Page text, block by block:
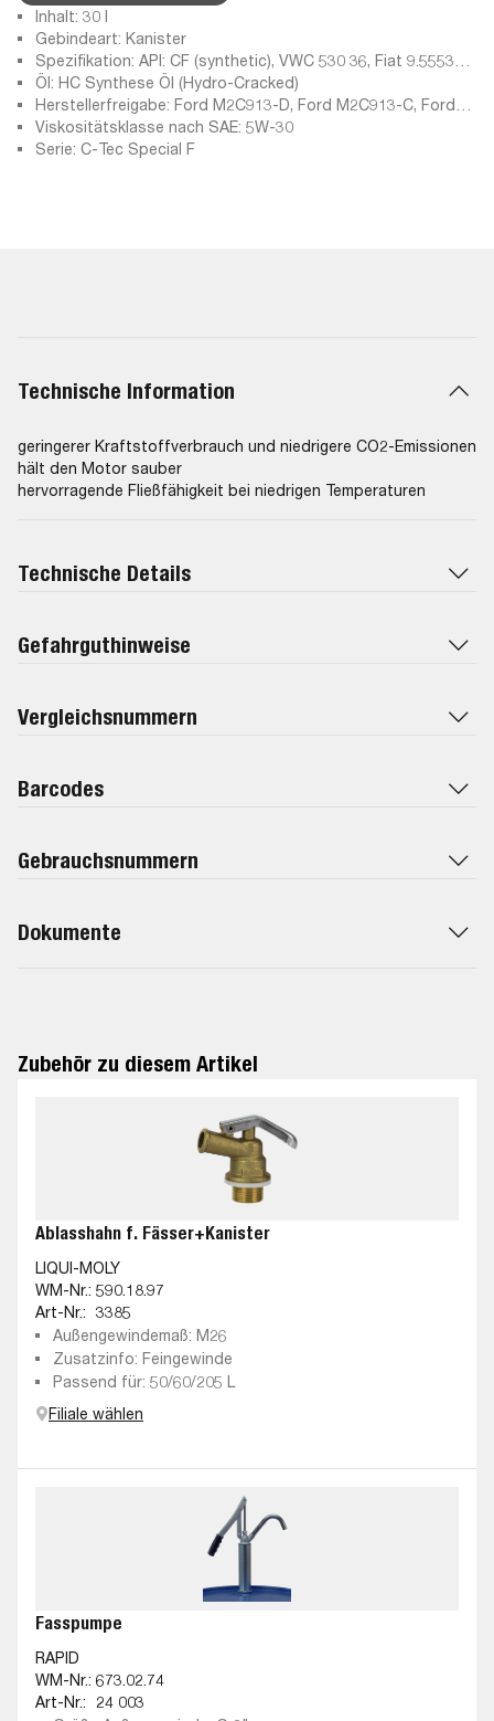
Inhalt: 30 l
Gebindeart: Kanister
Spezifikation: API: CF (synthetic), VWC 530 36, Fiat 9.55535-
G1, Ford M2C913-D, Ford M2C913-C, Ford M2C913-B, Ford
M2C913-A, STJLR.03.5003, ACEA A5, ACEA B5-16, API: SP,
API: SG, ILSAC GF-3, API: SJ-EC, API: SL + CF, ACEA A1/B1-
08, ACEA A5, ACEA B5-04, ACEA A1/B1-12, API: SN PLUS, API
Öl: HC Synthese Öl (Hydro-Cracked)
Herstellerfreigabe: Ford M2C913-D, Ford M2C913-C, Ford
M2C913-B, Ford M2C913-A
Viskositätsklasse nach SAE: 5W-30
Serie: C-Tec Special F
Technische Information
geringerer Kraftstoffverbrauch und niedrigere CO2-Emissionen
hält den Motor sauber
hervorragende Fließfähigkeit bei niedrigen Temperaturen
Technische Details
Gefahrguthinweise
Vergleichsnummern
Barcodes
Gebrauchsnummern
Dokumente
Zubehör zu diesem Artikel
Ablasshahn f. Fässer+Kanister
LIQUI-MOLY
WM-Nr.: 590.18.97
Art-Nr.: 3385
Außengewindemaß: M26
Zusatzinfo: Feingewinde
Passend für: 50/60/205 L
Filiale wählen
Fasspumpe
RAPID
WM-Nr.: 673.02.74
Art-Nr.:
24 003